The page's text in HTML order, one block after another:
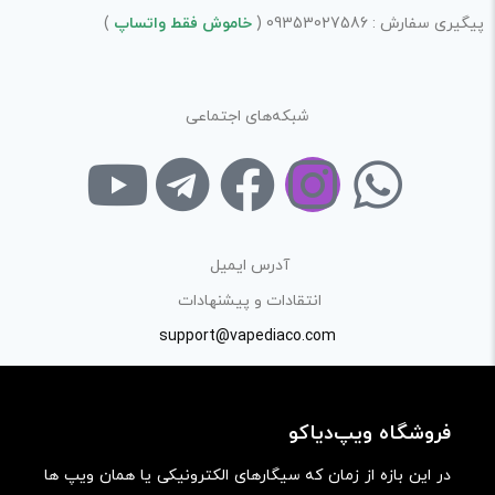
در نظر داشته باشید هدف نهایی از ارائه‌ی نظر درباره‌ی کالا
با توجه به ساختار بخش نظرات، از پرسیدن سوال یا درخواست
راهنمایی در این بخش خودداری کرده و سوالات خود را در بخش
«پرسش و پاسخ» مطرح کنید.
امکانات و قابلیت ها:
پیگیری سفارش : 09353027586 ( خاموش فقط واتساپ )
شبکه‌های اجتماعی
آدرس ایمیل
انتقادات و پیشنهادات
support@vapediaco.com
فروشگاه ویپ‌دیاکو
در این بازه از زمان که سیگارهای الکترونیکی یا همان ویپ ها